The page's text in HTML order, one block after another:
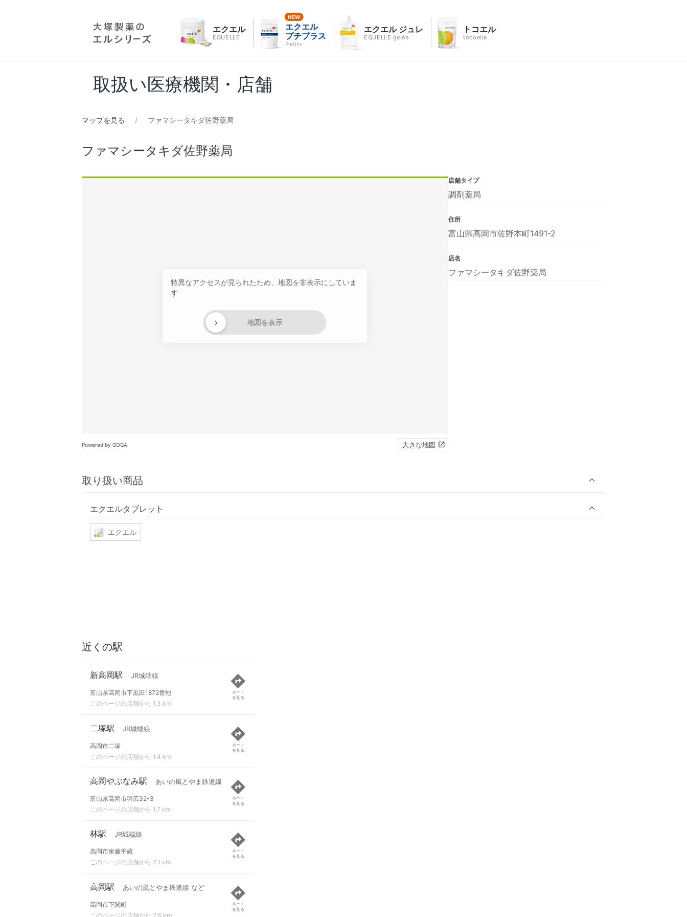
エクエル
EQUELLE
エクエル
プチプラス
Petit+
エクエル ジュレ
EQUELLE gelée
トコエル
tocoelle
取扱い医療機関・店舗
マップを見る ファマシータキダ佐野薬局
ファマシータキダ佐野薬局
特異なアクセスが見られたため、地図を非表示にしていま
す
地図を表示
›
Powered by GOGA 大きな地図
取り扱い商品
エクエルタブレット
エクエル
店舗タイプ
調剤薬局
住所
富山県高岡市佐野本町1491-2
店名
ファマシータキダ佐野薬局
近くの駅
新高岡駅 JR城端線
富山県高岡市下黒田1872番地
このページの店舗から 1.3 km
ルート
を見る
二塚駅 JR城端線
高岡市二塚
このページの店舗から 1.4 km
ルート
を見る
高岡やぶなみ駅 あいの風とやま鉄道線
富山県高岡市羽広32-3
このページの店舗から 1.7 km
ルート
を見る
林駅 JR城端線
高岡市東藤平蔵
このページの店舗から 2.1 km
ルート
を見る
高岡駅 あいの風とやま鉄道線 など
高岡市下関町
このページの店舗から 2.6 km
ルート
を見る